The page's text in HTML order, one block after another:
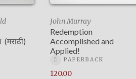
John Murray
Redemption
Accomplished and
Applied!
PAPERBACK
120.00